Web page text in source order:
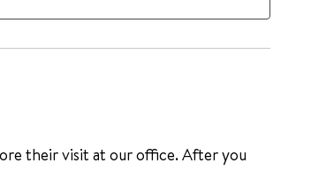
their visit at our office. After you